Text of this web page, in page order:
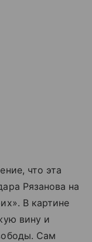
что эта
Рязанова на
В картине
вину и
Сам